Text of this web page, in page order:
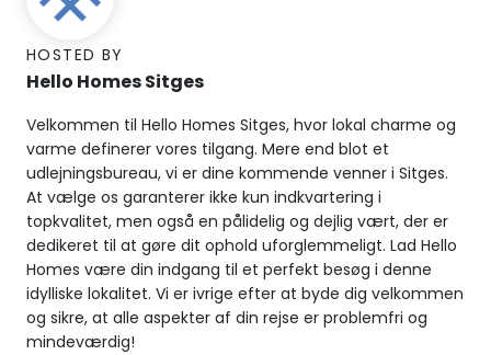
HOSTED BY
Hello Homes Sitges
Velkommen til Hello Homes Sitges, hvor lokal charme og
varme definerer vores tilgang. Mere end blot et
udlejningsbureau, vi er dine kommende venner i Sitges.
At vælge os garanterer ikke kun indkvartering i
topkvalitet, men også en pålidelig og dejlig vært, der er
dedikeret til at gøre dit ophold uforglemmeligt. Lad Hello
Homes være din indgang til et perfekt besøg i denne
idylliske lokalitet. Vi er ivrige efter at byde dig velkommen
og sikre, at alle aspekter af din rejse er problemfri og
mindeværdig!